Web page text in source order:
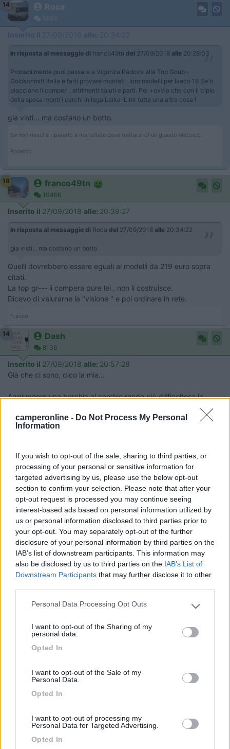
camperonline - Do Not Process My Personal
Information
If you wish to opt-out of the sale, sharing to third parties, or
processing of your personal or sensitive information for
targeted advertising by us, please use the below opt-out
section to confirm your selection. Please note that after your
opt-out request is processed you may continue seeing
interest-based ads based on personal information utilized by
us or personal information disclosed to third parties prior to
your opt-out. You may separately opt-out of the further
disclosure of your personal information by third parties on the
IAB’s list of downstream participants. This information may
also be disclosed by us to third parties on the IAB’s List of
Downstream Participants that may further disclose it to other
Please note that this website/app uses one or more Google
not limited to your visit or usage behaviour. You may click to
grant or deny consent to Google and its third-party tags to
use your data for below specified purposes in below Google
Personal Data Processing Opt Outs
I want to opt-out of the Sharing of my
personal data.
Opted In
I want to opt-out of the Sale of my
Personal Data.
Opted In
I want to opt-out of processing my
Personal Data for Targeted Advertising.
Opted In
14
Roca
5864
Inserito il 27/09/2018 alle: 20:34:22
In risposta al messaggio di franco49tn del 27/09/2018 alle 20:28:03
Probabilmente puoi passare a Vigonza Padova alla Top Goup -
Goldschmitt Italia e farti provare montati i loro modelli per Iveco 16 Se ti
piacciono li comperi , altrimenti saluti e parti. Poi +ovvio che con il triplo
della spesa monti i cerchi in lega Laika-Link tutta una altra cosa !
gia visti... ma costano un botto.
Se non riesci a ripararlo a martellate deve trattarsi di un guasto elettrico.
Roberto
18 franco49tn
10466
Inserito il 27/09/2018 alle: 20:39:27
In risposta al messaggio di Roca del 27/09/2018 alle 20:34:22
gia visti... ma costano un botto.
Quelli dovrebbero essere eguali ai modelli da 219 euro sopra
citati.
La top gr--- li compera pure lei , non li costruisce.
Dicevo di valurarne la "visione " e poi ordinare in rete.
Franco
14 Dash
8136
Inserito il 27/09/2018 alle: 20:57:28
Già che ci sono, dico la mia...
Aggiungere una borchia al cerchio rende più difficoltosa la
circolazione d'aria a raffreddare i dischi dei freni. Quando un
"abbellimento" fa peggiorare un parametro relativo alla
sicurezza, sicuramente mi guardo bene dal montarlo. Preferisco
Come sempre, parere personale.
Ciao da Dash
.(\_/).
(='.'=)
Il camper è come la salute: ti accorgi come stavi bene prima, quando non l'hai
più... (DASH)
Fermiamoci un attimo, arriveremo prima (proverbio Tuareg) ‹(•¿•)›‹(•¿•)›
Se l'evoluzione ci ha dato 2 orecchie e una bocca, significa che dobbiamo tutti
(me compreso) ascoltare più che parlare
5358
Inserito il27/09/2018 alle:22:18:28
sul MIO daily ho colorato di nero il mozzo posteriore ,poi con il
bianco le scritte iveco daily e infine i copri bulloni cromati x
carlo . www CAMPER FAI DA ME , è il modo x vedere il mio camper
IZ4DJI
58914